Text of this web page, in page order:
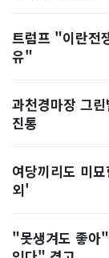
트럼프 "이란전
유"
과천경마장 그
진통
여당끼리도 미
외'
"못생겨도 좋아